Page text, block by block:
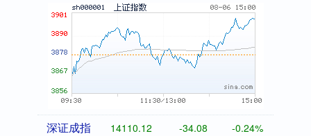
深证成指 14110.12 -34.08 -0.24%